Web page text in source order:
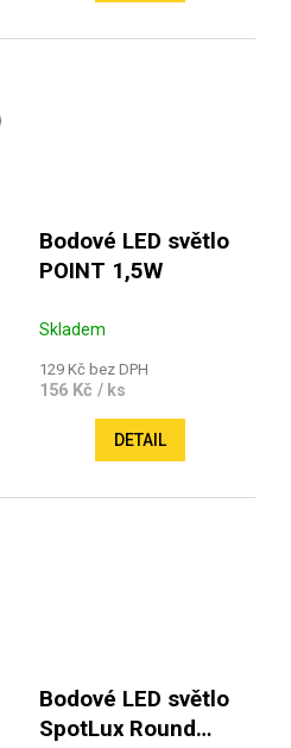
Bodové LED světlo
POINT 1,5W
Skladem
129 Kč bez DPH
156 Kč / ks
DETAIL
Bodové LED světlo
SpotLux Round